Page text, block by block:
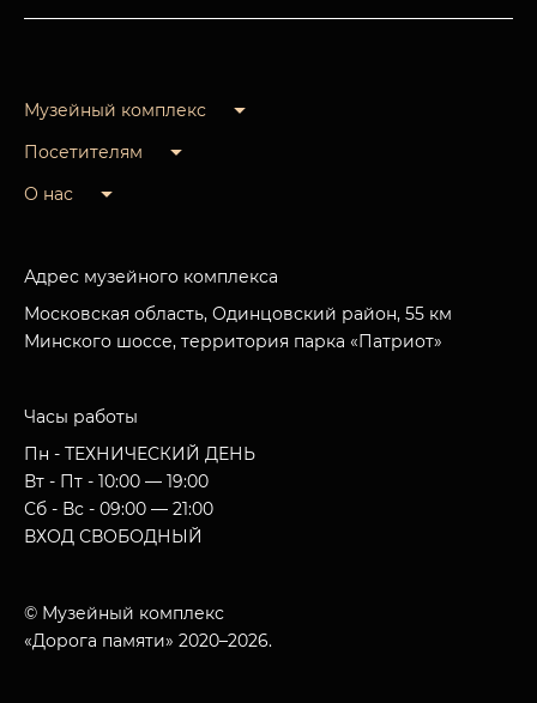
Музейный комплекс
Посетителям
О нас
Адрес музейного комплекса
Московская область, Одинцовский район, 55 км
Минского шоссе, территория парка «Патриот»
Часы работы
Пн - ТЕХНИЧЕСКИЙ ДЕНЬ
Вт - Пт - 10:00 — 19:00
Сб - Вс - 09:00 — 21:00
ВХОД СВОБОДНЫЙ
© Музейный комплекс
«Дорога памяти» 2020–2026.